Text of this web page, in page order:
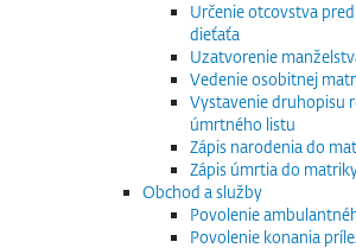
Určenie otcovstva
dieťaťa
Uzatvorenie
Vedenie osobitnej
Vystavenie druhopisu
úmrtného listu
Zápis narodenia do
Zápis úmrtia do
Obchod a služby
Povolenie
Povolenie konania